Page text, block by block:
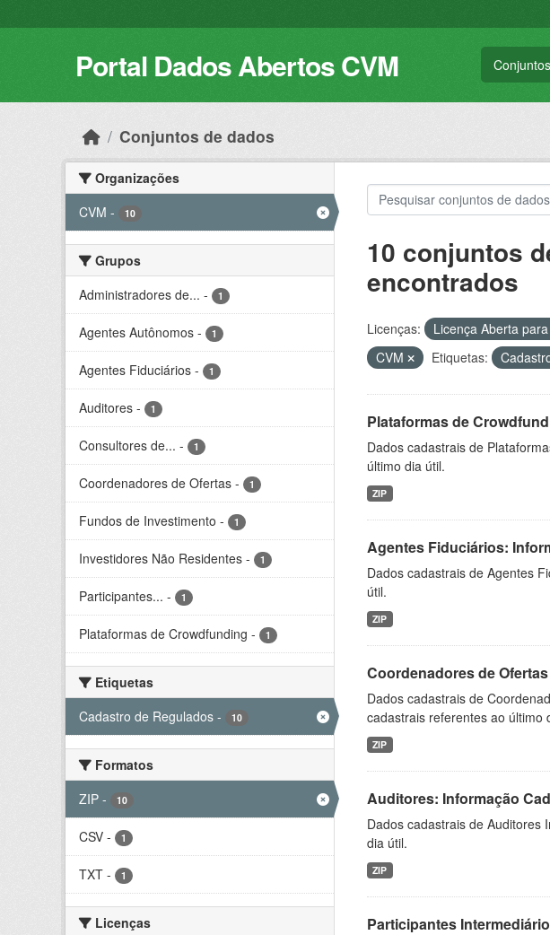
Portal Dados Abertos CVM
Conjuntos de dados
Organizações
CVM - 10
Grupos
Administradores de... - 1
Agentes Autônomos - 1
Agentes Fiduciários - 1
Auditores - 1
Consultores de... - 1
Coordenadores de Ofertas - 1
Fundos de Investimento - 1
Investidores Não Residentes - 1
Participantes... - 1
Plataformas de Crowdfunding - 1
Etiquetas
Cadastro de Regulados - 10
Formatos
ZIP - 10
CSV - 1
TXT - 1
Licenças
10 conjuntos
encontrados
Licenças: Licença Aberta
CVM
Etiquetas:
Plataformas de
Dados cadastrais de
último dia útil.
ZIP
Agentes Fiduciários:
Dados cadastrais de Agentes
útil.
ZIP
Coordenadores de
Dados cadastrais de
cadastrais referentes ao último
ZIP
Auditores: Informação
Dados cadastrais de Auditores
dia útil.
ZIP
Participantes